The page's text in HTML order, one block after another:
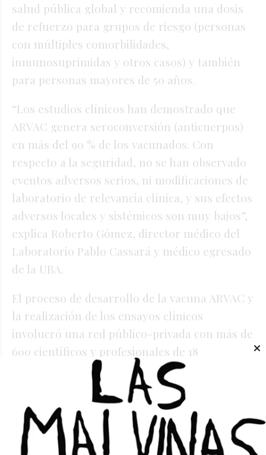
salud pública global y recomienda una dosis
de refuerzo para grupos de riesgo (personas
con múltiples comorbilidades,
inmunosuprimidas y otros casos) y también
para personas mayores de 50 años.
“Los estudios clínicos han demostrado que
ARVAC genera seroconversión (anticuerpos)
en más del 90 % de los vacunados. Con
respecto a la seguridad, no se han observado
eventos adversos serios, ni modificaciones de
laboratorio de relevancia clínica, y sus efectos
adversos locales y sistémicos son muy bajos”,
explica Roberto Gómez, director médico del
Laboratorio Pablo Cassará y médico egresado
de la UBA.
El proceso de desarrollo de la vacuna ARVAC y
la realización de los ensayos clínicos
involucró una red público-privada con más de
600 científicos y profesionales de 18
instituciones del país. Los estudios preclínicos
para desarrollar ARVAC fueron financiados
por la Agencia Nacional de Promoción
Científica (Agencia de I+D+i), mientras que el
desarrollo y el escalado industrial del proceso